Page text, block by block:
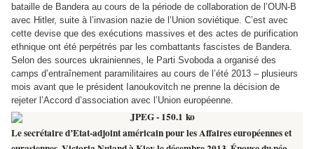
bataille de Bandera au cours de la période de collaboration de l’OUN-B
avec Hitler, suite à l’invasion nazie de l’Union soviétique. C’est avec
cette devise que des exécutions massives et des actes de purification
ethnique ont été perpétrés par les combattants fascistes de Bandera.
Selon des sources ukrainiennes, le Parti Svoboda a organisé des
camps d’entraînement paramilitaires au cours de l’été 2013 – plusieurs
mois avant que le président Ianoukovitch ne prenne la décision de
rejeter l’Accord d’association avec l’Union européenne.
Le secrétaire d’Etat-adjoint américain pour les Affaires européennes et